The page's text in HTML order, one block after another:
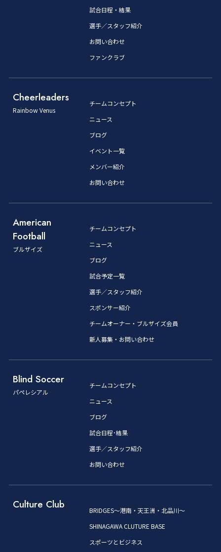
試合日程・結果
選手／スタッフ紹介
お問い合わせ
ファンクラブ
Cheerleaders
Rainbow Venus
チームコンセプト
ニュース
ブログ
イベント一覧
メンバー紹介
お問い合わせ
American
Football
ブルザイズ
チームコンセプト
ニュース
ブログ
試合予定一覧
選手／スタッフ紹介
スポンサー紹介
チームオーナー・ブルザイズ会員
新人募集・お問い合わせ
Blind Soccer
パペレシアル
チームコンセプト
ニュース
ブログ
試合日程･結果
選手／スタッフ紹介
お問い合わせ
Culture Club
BRIDGES～港南・天王洲・北品川～
SHINAGAWA CLUTURE BASE
スポーツとビジネス